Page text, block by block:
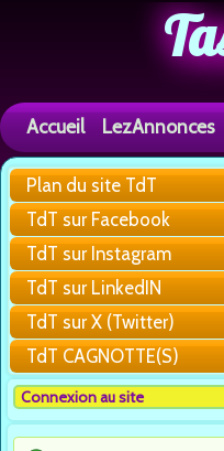
Accueil LezAnnonces
Plan du site TdT
TdT sur Facebook
TdT sur Instagram
TdT sur LinkedIN
TdT sur X (Twitter)
TdT CAGNOTTE(S)
Connexion au site